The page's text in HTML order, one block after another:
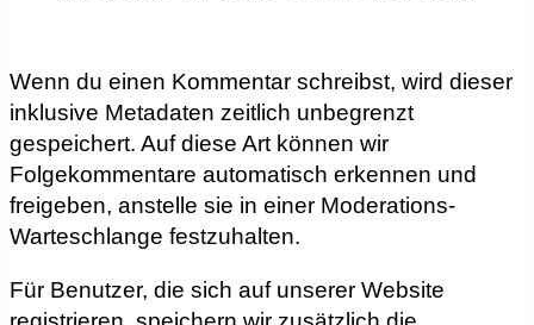
Wenn du einen Kommentar schreibst, wird dieser
inklusive Metadaten zeitlich unbegrenzt
gespeichert. Auf diese Art können wir
Folgekommentare automatisch erkennen und
freigeben, anstelle sie in einer Moderations-
Warteschlange festzuhalten.
Für Benutzer, die sich auf unserer Website